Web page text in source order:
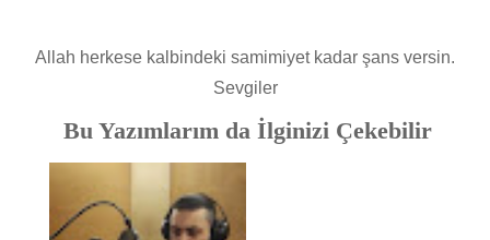
Allah herkese kalbindeki samimiyet kadar şans versin.
Sevgiler
Bu Yazımlarım da İlginizi Çekebilir